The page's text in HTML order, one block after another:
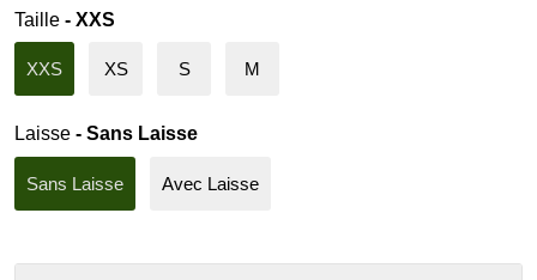
Taille - XXS
XXS XS S M
Laisse - Sans Laisse
Sans Laisse Avec Laisse